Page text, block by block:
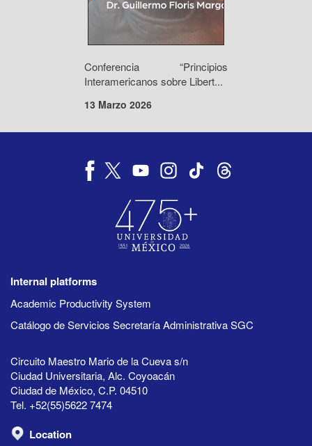
Conferencia “Principios
Interamericanos sobre Libert...
13 Marzo 2026
Internal platforms
Academic Productivity System
Catálogo de Servicios Secretaría Administrativa SGC
Circuito Maestro Mario de la Cueva s/n
Ciudad Universitaria, Alc. Coyoacán
Ciudad de México, C.P. 04510
Tel. +52(55)5622 7474
Location